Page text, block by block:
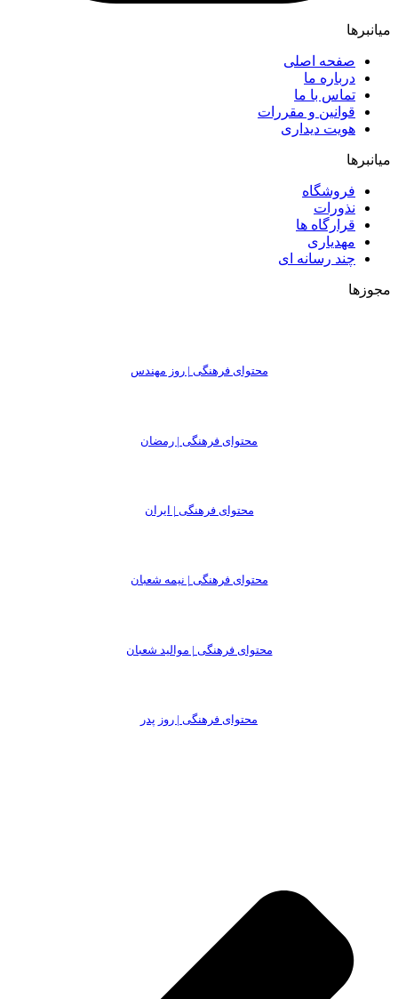
میانبرها
صفحه اصلی
درباره ما
تماس با ما
قوانین و مقررات
هویت دیداری
میانبرها
فروشگاه
نذورات
قرارگاه ها
مهدیاری
چند رسانه ای
مجوزها
محتوای فرهنگی | روز مهندس
محتوای فرهنگی | رمضان
محتوای فرهنگی | ایران
محتوای فرهنگی | نیمه شعبان
محتوای فرهنگی | موالید شعبان
محتوای فرهنگی | روز پدر